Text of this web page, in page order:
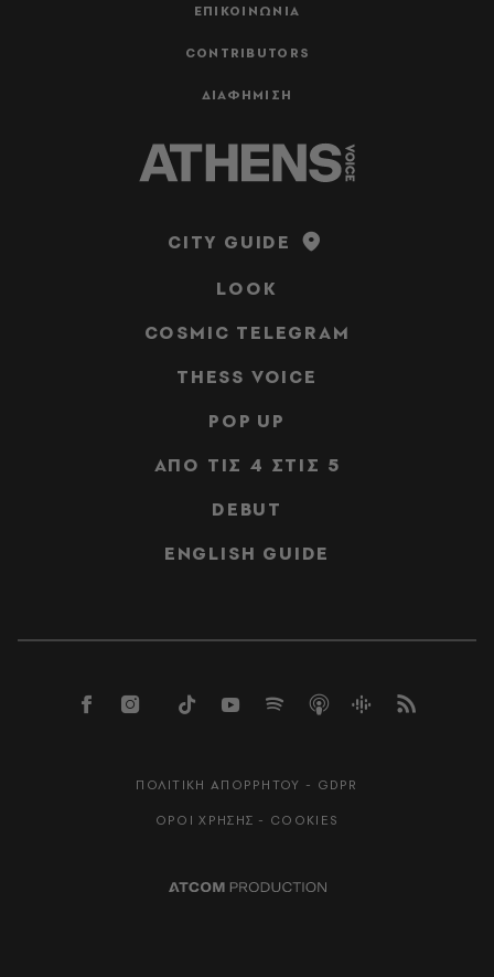
ΕΠΙΚΟΙΝΩΝΙΑ
CONTRIBUTORS
ΔΙΑΦΗΜΙΣΗ
CITY GUIDE
LOOK
COSMIC TELEGRAM
THESS VOICE
POP UP
ΑΠΟ ΤΙΣ 4 ΣΤΙΣ 5
DEBUT
ENGLISH GUIDE
ΠΟΛΙΤΙΚΗ ΑΠΟΡΡΗΤΟΥ - GDPR
ΟΡΟΙ ΧΡΗΣΗΣ - COOKIES